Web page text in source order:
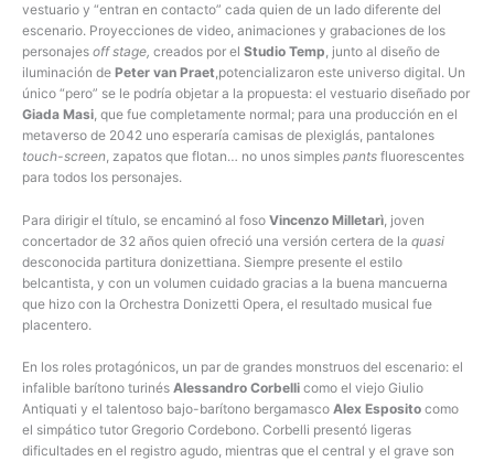
vestuario y “entran en contacto” cada quien de un lado diferente del
escenario. Proyecciones de video, animaciones y grabaciones de los
personajes off stage, creados por el Studio Temp, junto al diseño de
iluminación de Peter van Praet,potencializaron este universo digital. Un
único “pero” se le podría objetar a la propuesta: el vestuario diseñado por
Giada Masi, que fue completamente normal; para una producción en el
metaverso de 2042 uno esperaría camisas de plexiglás, pantalones
touch-screen, zapatos que flotan… no unos simples pants fluorescentes
para todos los personajes.
Para dirigir el título, se encaminó al foso Vincenzo Milletarì , joven
concertador de 32 años quien ofreció una versión certera de la quasi
desconocida partitura donizettiana. Siempre presente el estilo
belcantista, y con un volumen cuidado gracias a la buena mancuerna
que hizo con la Orchestra Donizetti Opera, el resultado musical fue
placentero.
En los roles protagónicos, un par de grandes monstruos del escenario: el
infalible barítono turinés Alessandro Corbelli como el viejo Giulio
Antiquati y el talentoso bajo-barítono bergamasco Alex Esposito como
el simpático tutor Gregorio Cordebono. Corbelli presentó ligeras
dificultades en el registro agudo, mientras que el central y el grave son